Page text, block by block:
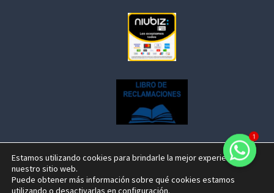
© 2026 Centenario Travel Expeditions Designed by
Estamos utilizando cookies para brindarle la mejor experiencia en
nuestro sitio web.
Puede obtener más información sobre qué cookies estamos
utilizando o desactivarlas en configuración.
1